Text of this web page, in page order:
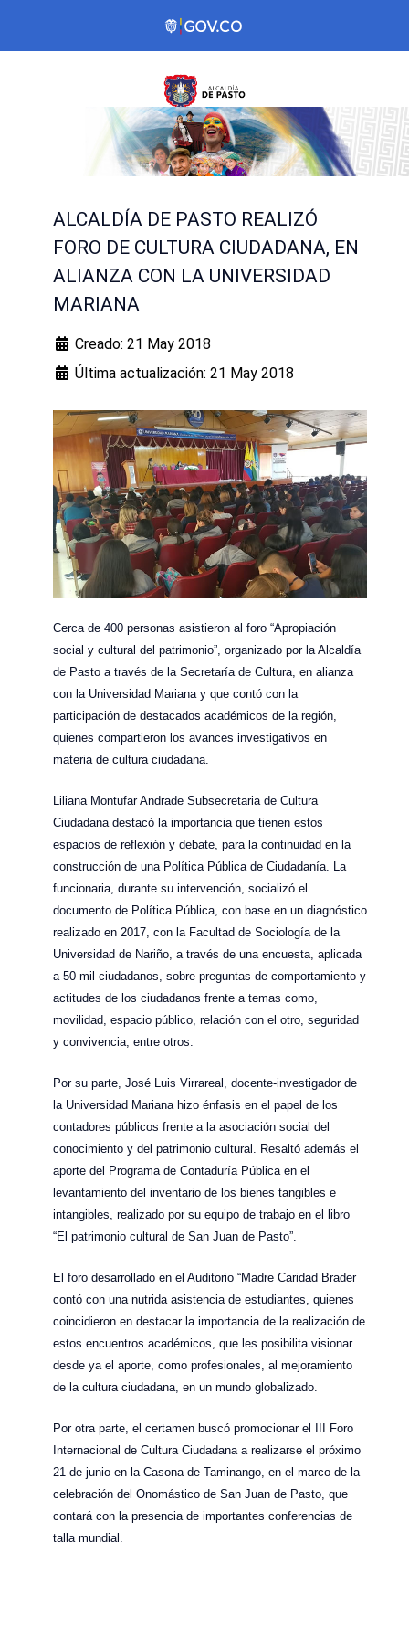
ALCALDÍA DE PASTO REALIZÓ
FORO DE CULTURA CIUDADANA, EN
ALIANZA CON LA UNIVERSIDAD
MARIANA
Creado: 21 May 2018
Última actualización: 21 May 2018
Cerca de 400 personas asistieron al foro “Apropiación
social y cultural del patrimonio”, organizado por la Alcaldía
de Pasto a través de la Secretaría de Cultura, en alianza
con la Universidad Mariana y que contó con la
participación de destacados académicos de la región,
quienes compartieron los avances investigativos en
materia de cultura ciudadana.
Liliana Montufar Andrade Subsecretaria de Cultura
Ciudadana destacó la importancia que tienen estos
espacios de reflexión y debate, para la continuidad en la
construcción de una Política Pública de Ciudadanía. La
funcionaria, durante su intervención, socializó el
documento de Política Pública, con base en un diagnóstico
realizado en 2017, con la Facultad de Sociología de la
Universidad de Nariño, a través de una encuesta, aplicada
a 50 mil ciudadanos, sobre preguntas de comportamiento y
actitudes de los ciudadanos frente a temas como,
movilidad, espacio público, relación con el otro, seguridad
y convivencia, entre otros.
Por su parte, José Luis Virrareal, docente-investigador de
la Universidad Mariana hizo énfasis en el papel de los
contadores públicos frente a la asociación social del
conocimiento y del patrimonio cultural. Resaltó además el
aporte del Programa de Contaduría Pública en el
levantamiento del inventario de los bienes tangibles e
intangibles, realizado por su equipo de trabajo en el libro
“El patrimonio cultural de San Juan de Pasto”.
El foro desarrollado en el Auditorio “Madre Caridad Brader
contó con una nutrida asistencia de estudiantes, quienes
coincidieron en destacar la importancia de la realización de
estos encuentros académicos, que les posibilita visionar
desde ya el aporte, como profesionales, al mejoramiento
de la cultura ciudadana, en un mundo globalizado.
Por otra parte, el certamen buscó promocionar el III Foro
Internacional de Cultura Ciudadana a realizarse el próximo
21 de junio en la Casona de Taminango, en el marco de la
celebración del Onomástico de San Juan de Pasto, que
contará con la presencia de importantes conferencias de
talla mundial.